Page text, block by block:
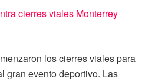
cierres viales Monterrey
los cierres viales para
gran evento deportivo. Las